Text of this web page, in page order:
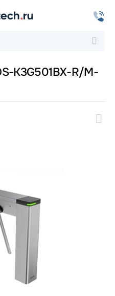
K3G501BX-R/M-